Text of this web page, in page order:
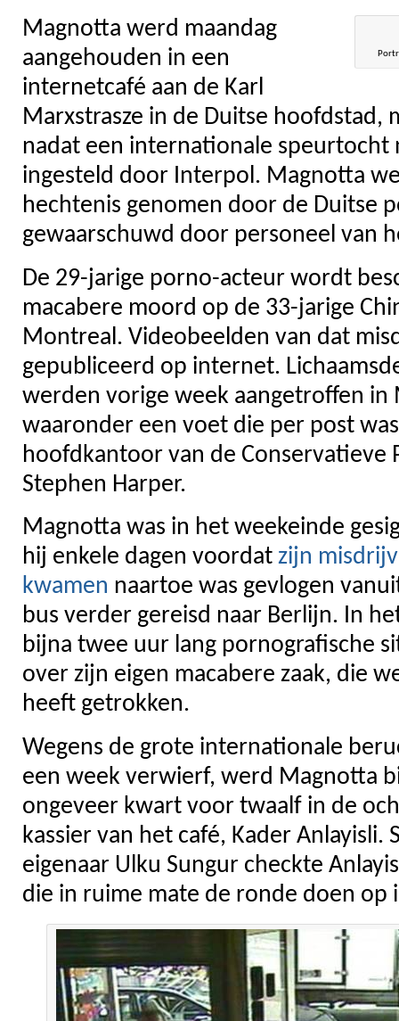
Magnotta werd maandag
aangehouden in een
internetcafé aan de Karl
Marxstrasze in de Duitse hoofdstad,
nadat een internationale speurtocht
ingesteld door Interpol. Magnotta
hechtenis genomen door de Duitse
gewaarschuwd door personeel van
De 29-jarige porno-acteur wordt
macabere moord op de 33-jarige
Montreal. Videobeelden van dat
gepubliceerd op internet.
werden vorige week aangetroffen
waaronder een voet die per post
hoofdkantoor van de Conservatieve
Stephen Harper.
Magnotta was in het weekeinde
hij enkele dagen voordat zijn
kwamen naartoe was gevlogen
bus verder gereisd naar Berlijn. In
bijna twee uur lang pornografische
over zijn eigen macabere zaak, die
heeft getrokken.
Wegens de grote internationale
een week verwierf, werd Magnotta
ongeveer kwart voor twaalf in de
kassier van het café, Kader Anlayisli.
eigenaar Ulku Sungur checkte
die in ruime mate de ronde doen op